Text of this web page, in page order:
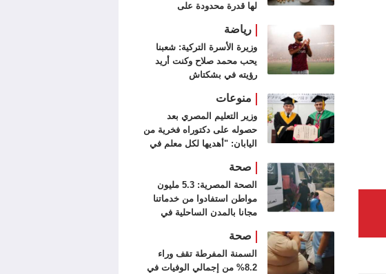
لها قدرة محدودة على
رياضة
وزيرة الأسرة التركية: شعبنا
يحب محمد صلاح وكنت أريد
رؤيته في بشكتاش
منوعات
وزير التعليم المصري بعد
حصوله على دكتوراه فخرية من
اليابان: "أهديها لكل معلم في
صحة
الصحة المصرية: 5.3 مليون
مواطن استفادوا من خدماتنا
مجانا بالمدن الساحلية في
صحة
السمنة المفرطة تقف وراء
8.2% من إجمالي الوفيات في